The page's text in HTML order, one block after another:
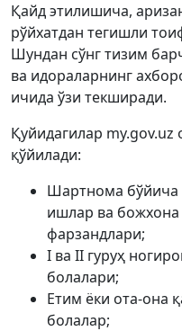
Қайд этилишича,
рўйхатдан тегишли
Шундан сўнг тизим
ва идораларнинг
ичида ўзи текширади.
Қуйидагилар my.gov.uz
қўйилади:
Шартнома бўйича
ишлар ва
фарзандлари;
I ва II гуруҳ
болалари;
Етим ёки ота-она
болалар;